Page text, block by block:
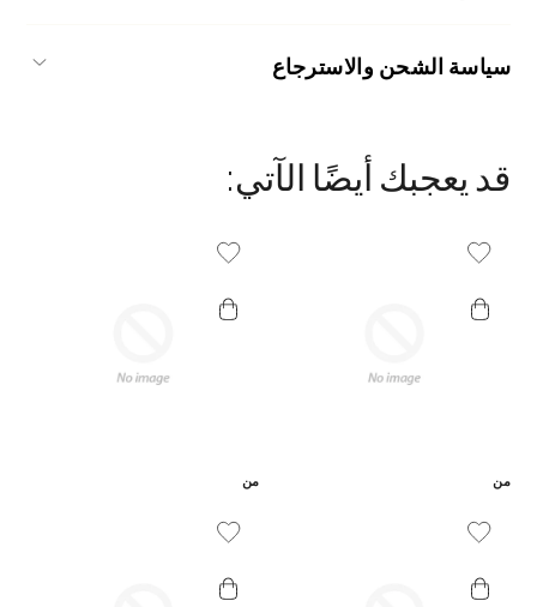
الترانكساميك، و1,2-هكسانديول، وبيتاين، ومستخلص نبات
ميكروكريستالية، ومانيتول، وبانثينول، وبنتيلين غليكول،
وإيثيل هكسيل جليسيرين، وهيدروكسي إيثيل سيلولوز،
الكربون) 10-30، وأرجينين، وليسيثين مهدرجة،
وزيليتيلغلوكوزيد، وأنهيدروكسيليتول، وزيليتول، وغلوكوز،
وتخمير بكتيريا العصيات اللبنية.
سياسة الشحن والاسترجاع
قد يعجبك أيضًا الآتي:
Add To Wishlist
من
Add To Wishlist
من
Add To Wishlist
Add To Wishlist